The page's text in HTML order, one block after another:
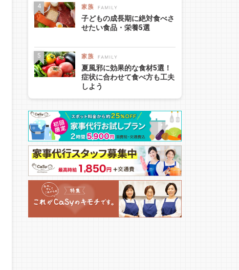
子どもの成長期に絶対食べさ
せたい食品・栄養5選
夏風邪に効果的な食材5選！
症状に合わせて食べ方も工夫
しよう